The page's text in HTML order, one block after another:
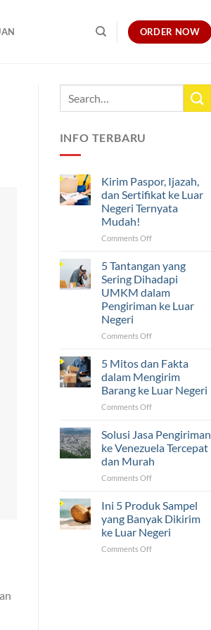
ORDER NOW
INFO TERBARU
Kirim Paspor, Ijazah,
dan Sertifikat ke Luar
Negeri Ternyata
Mudah!
Comments Offon
Ijazah,
dan
Sertifikat
ke
Negeri
5 Tantangan yang
Sering Dihadapi
UMKM dalam
Pengiriman ke Luar
Negeri
Comments Offon
Tantangan
yang
Sering
Dihadapi
UMKM
Pengiriman
Luar
Negeri
5 Mitos dan Fakta
dalam Mengirim
Barang ke Luar Negeri
Comments Offon
Mitos
dan
Fakta
dalam
Mengirim
ke
Negeri
Solusi Jasa Pengiriman
ke Venezuela Tercepat
dan Murah
Comments Offon
Jasa
Pengiriman
ke
Venezuela
Tercepat
Ini 5 Produk Sampel
yang Banyak Dikirim
ke Luar Negeri
Comments Offon